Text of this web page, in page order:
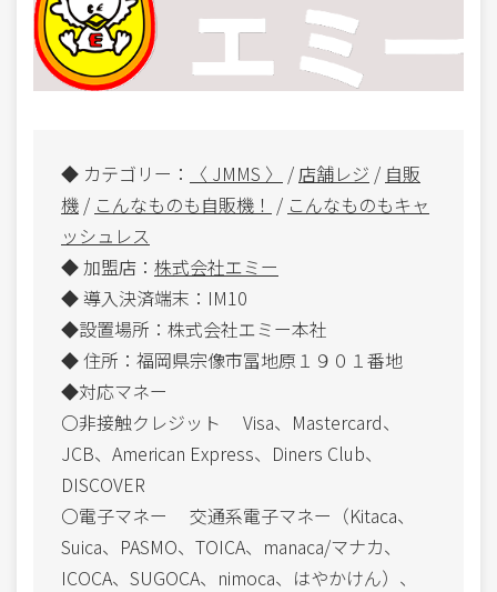
◆ カテゴリー： 〈 JMMS 〉 / 店舗レジ / 自販
機 / こんなものも自販機！ / こんなものもキャ
ッシュレス
◆ 加盟店： 株式会社エミー
◆ 導入決済端末：IM10
◆設置場所：株式会社エミー本社
◆ 住所：福岡県宗像市冨地原１９０１番地
◆対応マネー
〇非接触クレジット Visa、Mastercard、
JCB、American Express、Diners Club、
DISCOVER
〇電子マネー 交通系電子マネー（Kitaca、
Suica、PASMO、TOICA、manaca/マナカ、
ICOCA、SUGOCA、nimoca、はやかけん）、